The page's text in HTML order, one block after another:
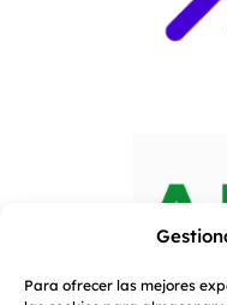
Para ofrecer las mejores